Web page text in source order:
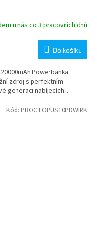
u nás do 3 pracovních dnů
Do košíku
20000mAh Powerbanka
zdroj s perfektním
generaci nabíjecích...
Kód: PBOCTOPUS10PDWIRK